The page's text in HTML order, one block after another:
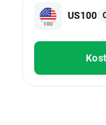
US100